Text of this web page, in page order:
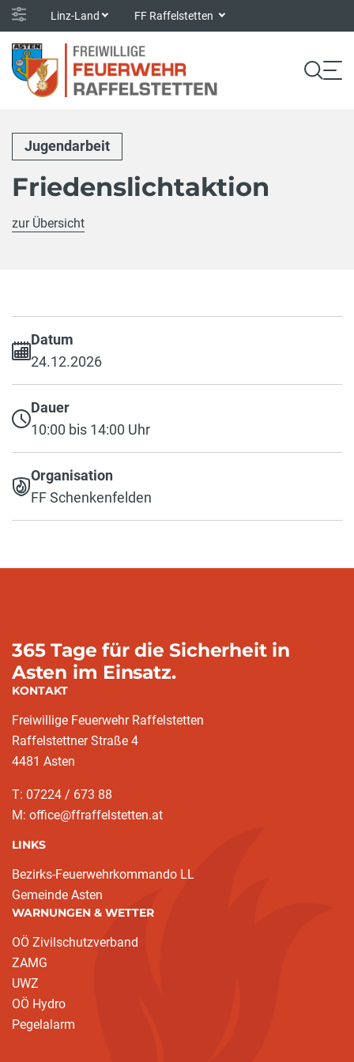
Linz-Land FF Raffelstetten
Jugendarbeit
Friedenslichtaktion
zur Übersicht
Datum
24.12.2026
Dauer
10:00 bis 14:00 Uhr
Organisation
FF Schenkenfelden
365 Tage für die Sicherheit in
Asten im Einsatz.
KONTAKT
Freiwillige Feuerwehr Raffelstetten
Raffelstettner Straße 4
4481 Asten
T: 07224 / 673 88
M: office@ffraffelstetten.at
LINKS
Bezirks-Feuerwehrkommando LL
Gemeinde Asten
WARNUNGEN & WETTER
OÖ Zivilschutzverband
ZAMG
UWZ
OÖ Hydro
Pegelalarm